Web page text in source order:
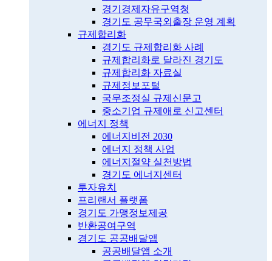
경기경제자유구역청
경기도 공무국외출장 운영 계획
규제합리화
경기도 규제합리화 사례
규제합리화로 달라진 경기도
규제합리화 자료실
규제정보포털
국무조정실 규제신문고
중소기업 규제애로 신고센터
에너지 정책
에너지비전 2030
에너지 정책 사업
에너지절약 실천방법
경기도 에너지센터
투자유치
프리랜서 플랫폼
경기도 가맹정보제공
반환공여구역
경기도 공공배달앱
공공배달앱 소개